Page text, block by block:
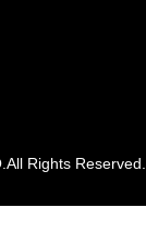
Rights Reserved.